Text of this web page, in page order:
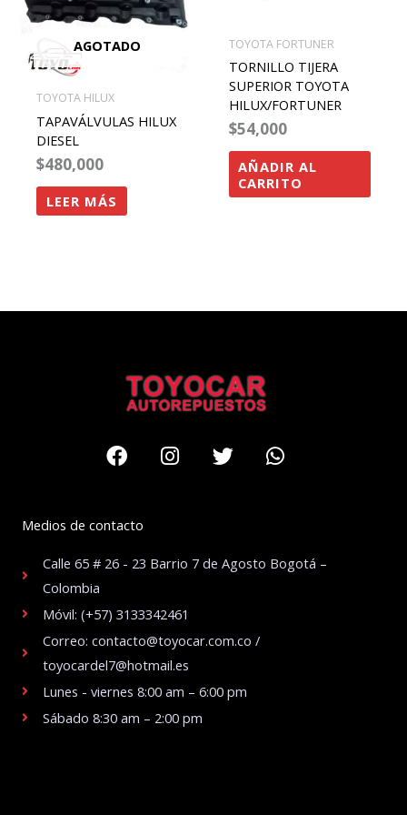
AGOTADO
TOYOTA HILUX
TAPAVÁLVULAS HILUX
DIESEL
$480,000
LEER MÁS
TOYOTA FORTUNER
TORNILLO TIJERA
SUPERIOR TOYOTA
HILUX/FORTUNER
$54,000
AÑADIR AL
CARRITO
FacebookInstagram
TwitterWhatsapp
Medios de contacto
Calle 65 # 26 - 23 Barrio 7 de Agosto Bogotá –
Colombia
Móvil: (+57) 3133342461
Correo: contacto@toyocar.com.co /
toyocardel7@hotmail.es
Lunes - viernes 8:00 am – 6:00 pm
Sábado 8:30 am – 2:00 pm